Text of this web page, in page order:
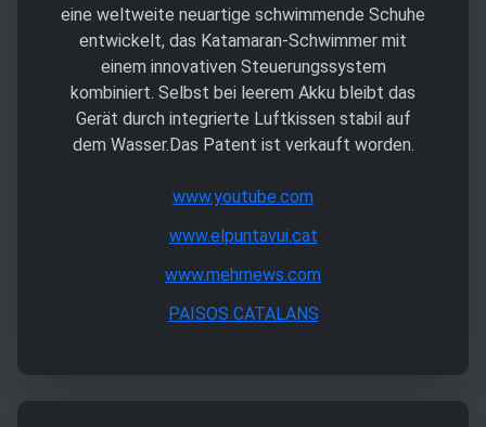
eine weltweite neuartige schwimmende Schuhe
entwickelt, das Katamaran-Schwimmer mit
einem innovativen Steuerungssystem
kombiniert. Selbst bei leerem Akku bleibt das
Gerät durch integrierte Luftkissen stabil auf
dem Wasser.Das Patent ist verkauft worden.
www.youtube.com
www.elpuntavui.cat
www.mehrnews.com
PAISOS CATALANS